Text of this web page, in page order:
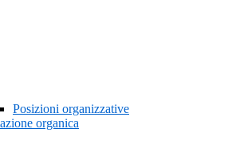
Posizioni organizzative
organica